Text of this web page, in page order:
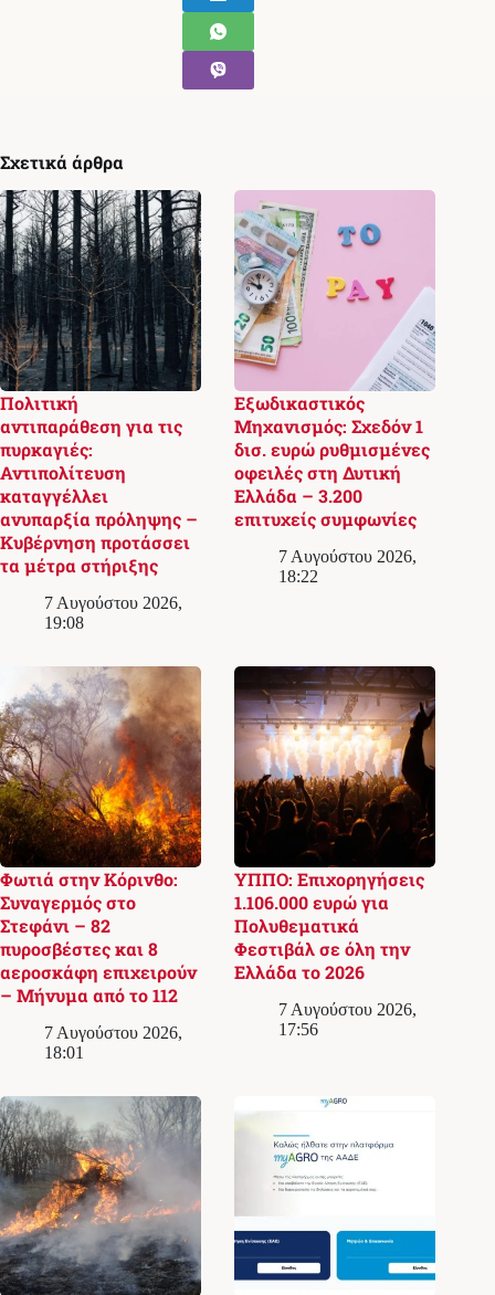
Σχετικά άρθρα
Πολιτική
αντιπαράθεση για τις
πυρκαγιές:
Αντιπολίτευση
καταγγέλλει
ανυπαρξία πρόληψης –
Κυβέρνηση προτάσσει
τα μέτρα στήριξης
7 Αυγούστου 2026,
19:08
Εξωδικαστικός
Μηχανισμός: Σχεδόν 1
δισ. ευρώ ρυθμισμένες
οφειλές στη Δυτική
Ελλάδα – 3.200
επιτυχείς συμφωνίες
7 Αυγούστου 2026,
18:22
Φωτιά στην Κόρινθο:
Συναγερμός στο
Στεφάνι – 82
πυροσβέστες και 8
αεροσκάφη επιχειρούν
– Μήνυμα από το 112
7 Αυγούστου 2026,
18:01
ΥΠΠΟ: Επιχορηγήσεις
1.106.000 ευρώ για
Πολυθεματικά
Φεστιβάλ σε όλη την
Ελλάδα το 2026
7 Αυγούστου 2026,
17:56